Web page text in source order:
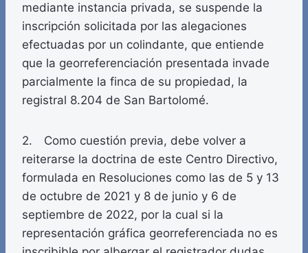
mediante instancia privada, se suspende la
inscripción solicitada por las alegaciones
efectuadas por un colindante, que entiende
que la georreferenciación presentada invade
parcialmente la finca de su propiedad, la
registral 8.204 de San Bartolomé.
2. Como cuestión previa, debe volver a
reiterarse la doctrina de este Centro Directivo,
formulada en Resoluciones como las de 5 y 13
de octubre de 2021 y 8 de junio y 6 de
septiembre de 2022, por la cual si la
representación gráfica georreferenciada no es